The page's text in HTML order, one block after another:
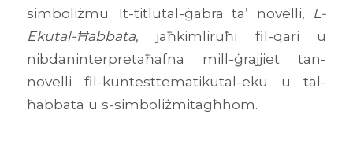
simboliżmu. It-titlutal-ġabra ta’ novelli, L-
Ekutal-Ħabbata, jaħkimliruħi fil-qari u
nibdaninterpretaħafna mill-ġrajjiet tan-
novelli fil-kuntesttematikutal-eku u tal-
ħabbata u s-simboliżmitagħhom.